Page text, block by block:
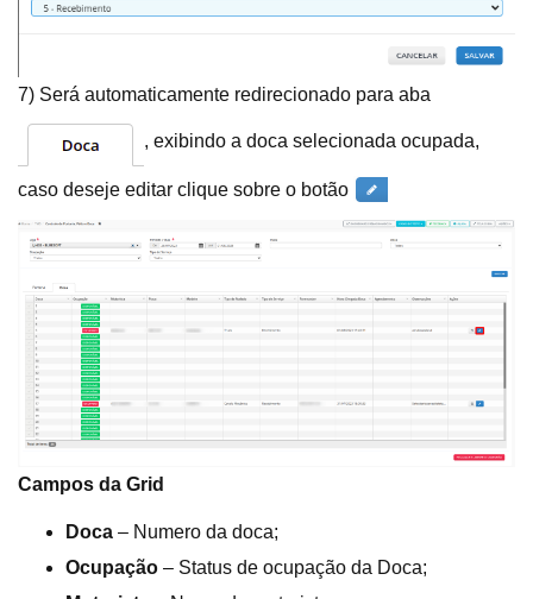
7) Será automaticamente redirecionado para aba
, exibindo a doca selecionada ocupada,
caso deseje editar clique sobre o botão
Campos da Grid
Doca – Numero da doca;
Ocupação – Status de ocupação da Doca;